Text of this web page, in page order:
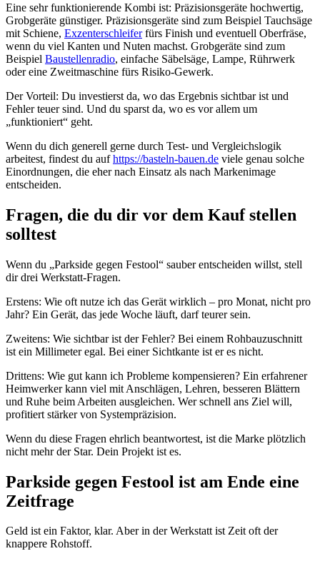
Eine sehr funktionierende Kombi ist: Präzisionsgeräte hochwertig,
Grobgeräte günstiger. Präzisionsgeräte sind zum Beispiel Tauchsäge
mit Schiene, Exzenterschleiferfürs Finish und eventuell Oberfräse,
wenn du viel Kanten und Nuten machst. Grobgeräte sind zum
Beispiel Baustellenradio, einfache Säbelsäge, Lampe, Rührwerk
oder eine Zweitmaschine fürs Risiko-Gewerk.
Der Vorteil: Du investierst da, wo das Ergebnis sichtbar ist und
Fehler teuer sind. Und du sparst da, wo es vor allem um
„funktioniert“ geht.
Wenn du dich generell gerne durch Test- und Vergleichslogik
arbeitest, findest du aufhttps://basteln-bauen.de viele genau solche
Einordnungen, die eher nach Einsatz als nach Markenimage
entscheiden.
Fragen, die du dir vor dem Kauf stellen
solltest
Wenn du „Parkside gegen Festool“ sauber entscheiden willst, stell
dir drei Werkstatt-Fragen.
Erstens: Wie oft nutze ich das Gerät wirklich – pro Monat, nicht pro
Jahr? Ein Gerät, das jede Woche läuft, darf teurer sein.
Zweitens: Wie sichtbar ist der Fehler? Bei einem Rohbauzuschnitt
ist ein Millimeter egal. Bei einer Sichtkante ist er es nicht.
Drittens: Wie gut kann ich Probleme kompensieren? Ein erfahrener
Heimwerker kann viel mit Anschlägen, Lehren, besseren Blättern
und Ruhe beim Arbeiten ausgleichen. Wer schnell ans Ziel will,
profitiert stärker von Systempräzision.
Wenn du diese Fragen ehrlich beantwortest, ist die Marke plötzlich
nicht mehr der Star. Dein Projekt ist es.
Parkside gegen Festool ist am Ende eine
Zeitfrage
Geld ist ein Faktor, klar. Aber in der Werkstatt ist Zeit oft der
knappere Rohstoff.